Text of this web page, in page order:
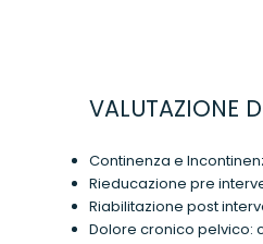
VALUTAZIONE
Continenza e
Rieducazione pre
Riabilitazione post
Dolore cronico pelvico: